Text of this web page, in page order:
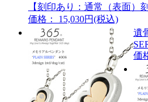
【刻印あり：通常（表面）刻
価格： 15,030円(税込)
遺
価